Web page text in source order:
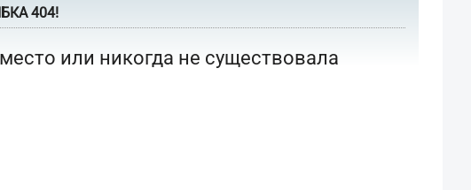
404!
или никогда не существовала